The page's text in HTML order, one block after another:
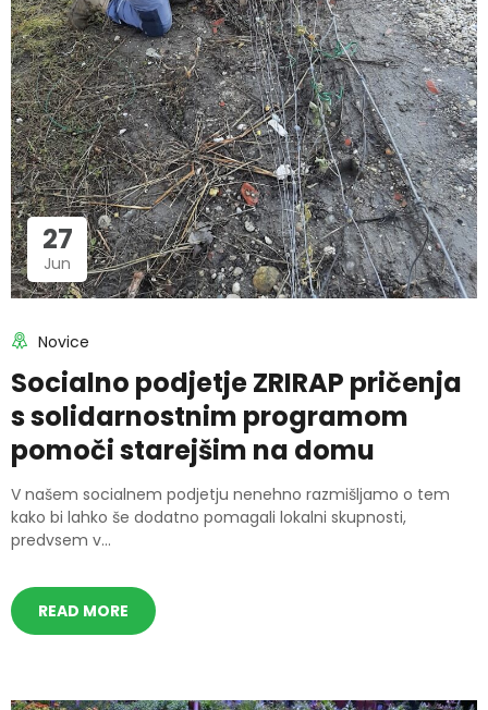
27
Jun
Novice
Socialno podjetje ZRIRAP pričenja
s solidarnostnim programom
pomoči starejšim na domu
V našem socialnem podjetju nenehno razmišljamo o tem
kako bi lahko še dodatno pomagali lokalni skupnosti,
predvsem v...
READ MORE